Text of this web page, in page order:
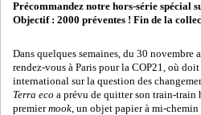
Précommandez notre hors-série spécial
Objectif : 2000 préventes ! Fin de la
Dans quelques semaines, du 30 novembre
rendez-vous à Paris pour la COP21, où
international sur la question des
Terra eco a prévu de quitter son train-
premiermook, un objet papier à mi-